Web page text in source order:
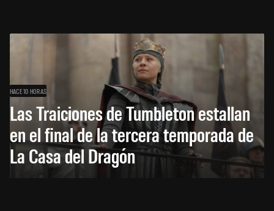
HACE 10 HORAS
Las Traiciones de Tumbleton estallan
en el final de la tercera temporada de
La Casa del Dragón